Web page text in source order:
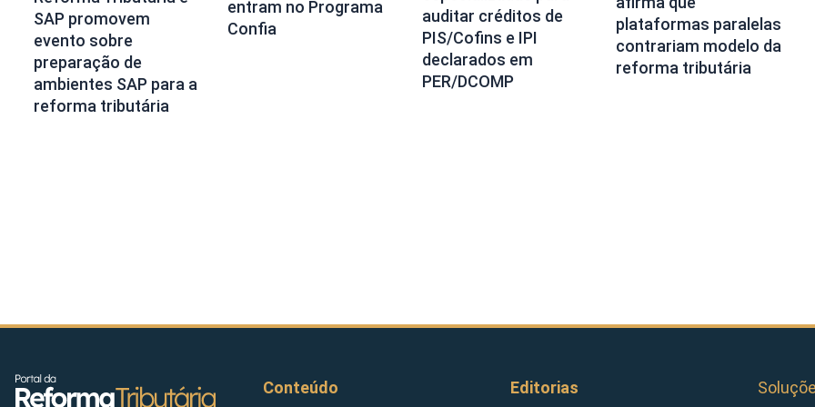
SAP promovem
evento sobre
preparação de
ambientes SAP para a
reforma tributária
entram no Programa
Confia
auditar créditos de
PIS/Cofins e IPI
declarados em
PER/DCOMP
plataformas paralelas
contrariam modelo da
reforma tributária
Conteúdo Editorias